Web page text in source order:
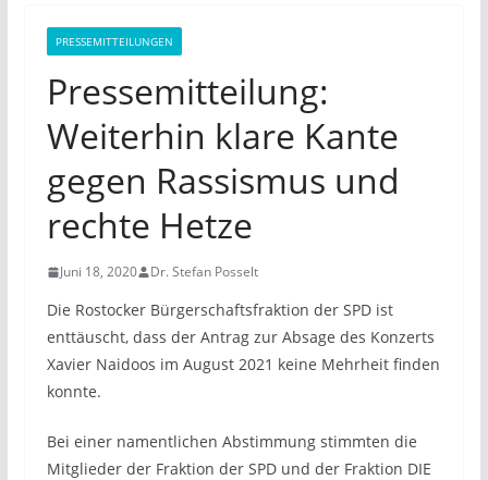
PRESSEMITTEILUNGEN
Pressemitteilung:
Weiterhin klare Kante
gegen Rassismus und
rechte Hetze
Juni 18, 2020 Dr. Stefan Posselt
Die Rostocker Bürgerschaftsfraktion der SPD ist
enttäuscht, dass der Antrag zur Absage des Konzerts
Xavier Naidoos im August 2021 keine Mehrheit finden
konnte.
Bei einer namentlichen Abstimmung stimmten die
Mitglieder der Fraktion der SPD und der Fraktion DIE